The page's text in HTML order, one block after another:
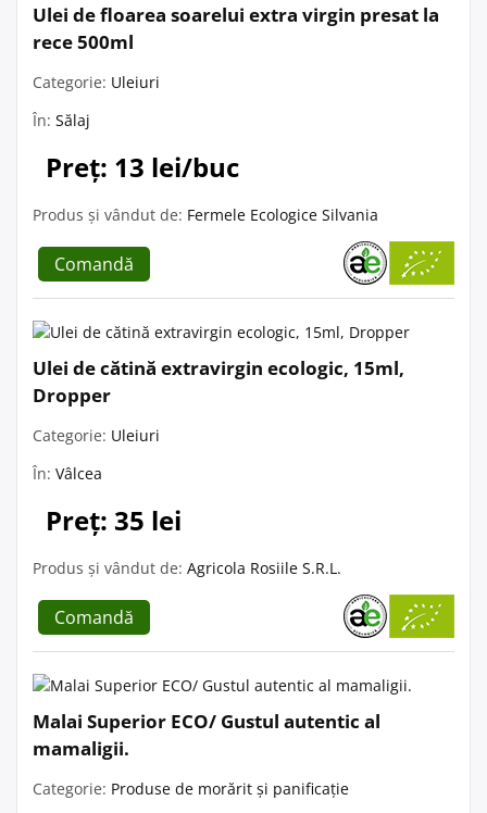
Ulei de floarea soarelui extra virgin presat la
rece 500ml
Categorie: Uleiuri
În: Sălaj
Preț: 13 lei/buc
Produs și vândut de: Fermele Ecologice Silvania
Comandă
Ulei de cătină extravirgin ecologic, 15ml,
Dropper
Categorie: Uleiuri
În: Vâlcea
Preț: 35 lei
Produs și vândut de: Agricola Rosiile S.R.L.
Comandă
Malai Superior ECO/ Gustul autentic al
mamaligii.
Categorie: Produse de morărit și panificație